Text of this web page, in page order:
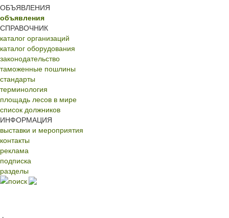
ОБЪЯВЛЕНИЯ
объявления
СПРАВОЧНИК
каталог организаций
каталог оборудования
законодательство
таможенные пошлины
стандарты
терминология
площадь лесов в мире
список должников
ИНФОРМАЦИЯ
выставки и мероприятия
контакты
реклама
подписка
разделы
поиск